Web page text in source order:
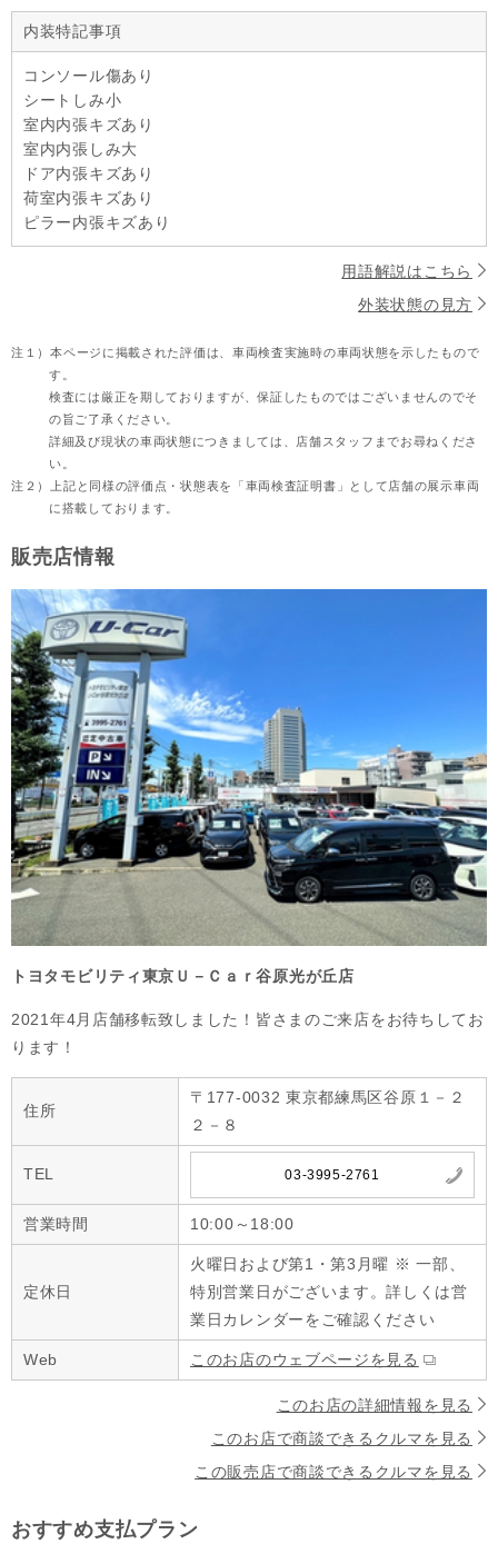
内装特記事項
コンソール傷あり
シートしみ小
室内内張キズあり
室内内張しみ大
ドア内張キズあり
荷室内張キズあり
ピラー内張キズあり
用語解説はこちら
外装状態の見方
注１）本ページに掲載された評価は、車両検査実施時の車両状態を示したもので
す。
検査には厳正を期しておりますが、保証したものではございませんのでそ
の旨ご了承ください。
詳細及び現状の車両状態につきましては、店舗スタッフまでお尋ねくださ
い。
注２）
上記と同様の評価点・状態表を「車両検査証明書」として店舗の展示車両
に搭載しております。
販売店情報
トヨタモビリティ東京Ｕ－Ｃａｒ谷原光が丘店
2021年4月店舗移転致しました！皆さまのご来店をお待ちしてお
ります！
住所
〒177-0032 東京都練馬区谷原１－２
２－８
TEL 03-3995-2761
営業時間 10:00～18:00
定休日
火曜日および第1・第3月曜 ※ 一部、
特別営業日がございます。詳しくは営
業日カレンダーをご確認ください
Web このお店のウェブページを見る
このお店の詳細情報を見る
このお店で商談できるクルマを見る
この販売店で商談できるクルマを見る
おすすめ支払プラン